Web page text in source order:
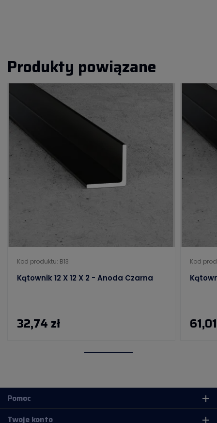
Produkty powiązane
Kod produktu: B13
Kątownik 12 X 12 X 2 - Anoda Czarna
32,74 zł
Kod
Pomoc add
Twoje konto add